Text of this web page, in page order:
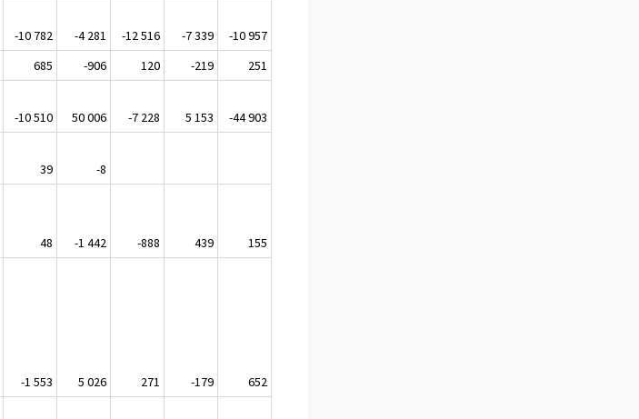
-10 782 -4 281 -12 516 -7 339
-10 957
685 -906 120 -219
251
-10 510 50 006 -7 228 5 153
-44 903
39
-8
48 -1 442 -888 439
155
-1 553 5 026 271 -179
652